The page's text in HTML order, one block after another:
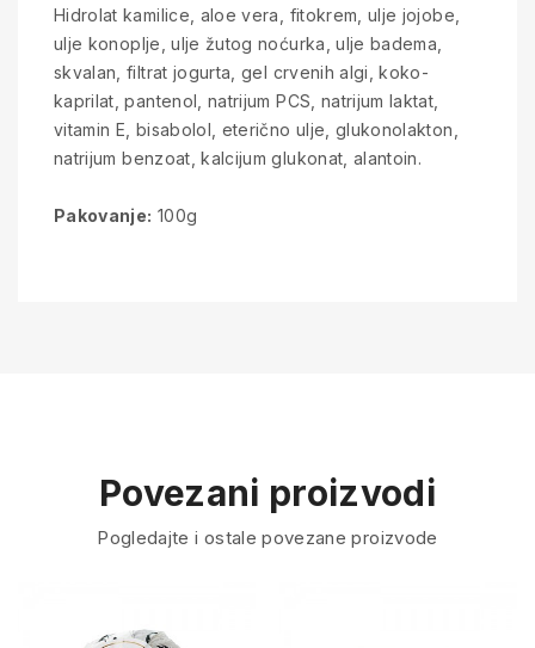
Hidrolat kamilice, aloe vera, fitokrem, ulje jojobe,
ulje konoplje, ulje žutog noćurka, ulje badema,
skvalan, filtrat jogurta, gel crvenih algi, koko-
kaprilat, pantenol, natrijum PCS, natrijum laktat,
vitamin E, bisabolol, eterično ulje, glukonolakton,
natrijum benzoat, kalcijum glukonat, alantoin.
Pakovanje: 100g
Povezani proizvodi
Pogledajte i ostale povezane proizvode